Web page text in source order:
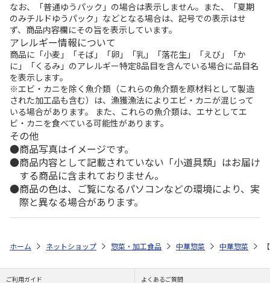
なお、「普通ゆうパック」の場合は表示しません。また、「夏期
のみチルドゆうパック」などとなる場合は、記号での表示はせ
ず、商品内容欄にその旨を表示しています。
アレルギー情報について
商品に「小麦」「そば」「卵」「乳」「落花生」「えび」「か
に」「くるみ」のアレルギー特定8品目を含んでいる場合に品目名
を表示します。
※エビ・カニを除く魚介類（これらの魚介類を原材料として製造
された加工品も含む）は、漁獲漁法によりエビ・カニが混じって
いる場合があります。 また、これらの魚介類は、エサとしてエ
ビ・カニを食べている可能性があります。
その他
商品写真はイメージです。
商品内容として記載されていない「小道具類」はお届け
する商品に含まれておりません。
商品の色は、ご覧になるパソコンなどの環境により、実
際と異なる場合があります。
ホーム ネットショップ 惣菜・加工食品 中華惣菜 中華惣菜
ご利用ガイド よくあるご質問